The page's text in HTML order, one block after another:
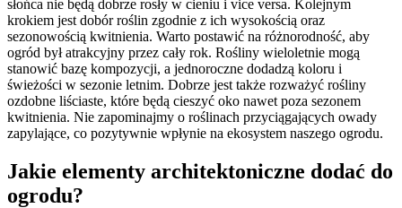
słońca nie będą dobrze rosły w cieniu i vice versa. Kolejnym
krokiem jest dobór roślin zgodnie z ich wysokością oraz
sezonowością kwitnienia. Warto postawić na różnorodność, aby
ogród był atrakcyjny przez cały rok. Rośliny wieloletnie mogą
stanowić bazę kompozycji, a jednoroczne dodadzą koloru i
świeżości w sezonie letnim. Dobrze jest także rozważyć rośliny
ozdobne liściaste, które będą cieszyć oko nawet poza sezonem
kwitnienia. Nie zapominajmy o roślinach przyciągających owady
zapylające, co pozytywnie wpłynie na ekosystem naszego ogrodu.
Jakie elementy architektoniczne dodać do
ogrodu?